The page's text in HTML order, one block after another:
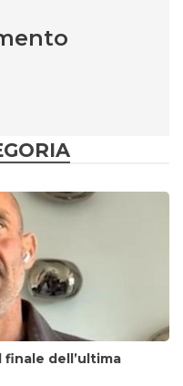
finale dell’ultima